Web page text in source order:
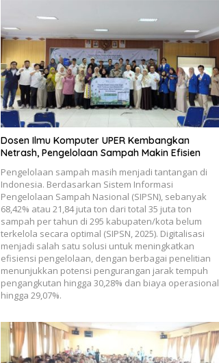
Dosen Ilmu Komputer UPER Kembangkan
Netrash, Pengelolaan Sampah Makin Efisien
Pengelolaan sampah masih menjadi tantangan di
Indonesia. Berdasarkan Sistem Informasi
Pengelolaan Sampah Nasional (SIPSN), sebanyak
68,42% atau 21,84 juta ton dari total 35 juta ton
sampah per tahun di 295 kabupaten/kota belum
terkelola secara optimal (SIPSN, 2025). Digitalisasi
menjadi salah satu solusi untuk meningkatkan
efisiensi pengelolaan, dengan berbagai penelitian
menunjukkan potensi pengurangan jarak tempuh
pengangkutan hingga 30,28% dan biaya operasional
hingga 29,07%.